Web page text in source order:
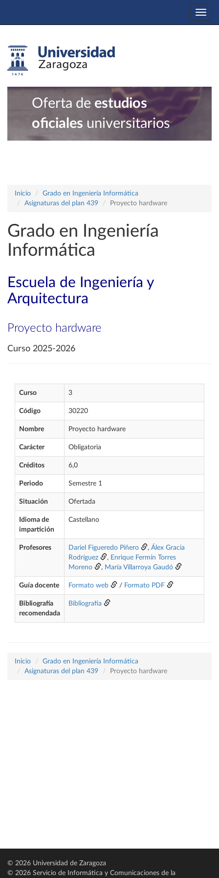
Oferta de estudios
oficiales universitarios
Inicio
Grado en Ingeniería Informática
Asignaturas del plan 439
Proyecto hardware
Grado en Ingeniería
Informática
Escuela de Ingeniería y
Arquitectura
Proyecto hardware
Curso 2025-2026
Curso 3
Código 30220
Nombre Proyecto hardware
Carácter Obligatoria
Créditos 6,0
Periodo Semestre 1
Situación Ofertada
Idioma de
impartición
Castellano
Profesores Dariel Figueredo Piñero , Álex Gracia
Rodríguez
, Enrique Fermín Torres
Moreno
, María Villarroya Gaudó
Guía docente Formato web / Formato PDF
Bibliografía
recomendada
Bibliografía
Inicio
Grado en Ingeniería Informática
Asignaturas del plan 439
Proyecto hardware
© 2026 Universidad de Zaragoza
© 2026 Servicio de Informática y Comunicaciones de la